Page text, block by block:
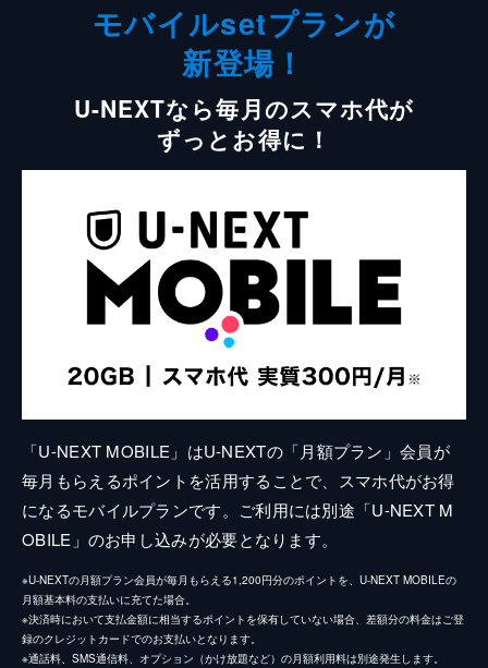
モバイルsetプランが
新登場！
U-NEXTなら毎月のスマホ代が
ずっとお得に！
「U-NEXT MOBILE」はU-NEXTの「月額プラン」会員が
毎月もらえるポイントを活用することで、スマホ代がお得
になるモバイルプランです。ご利用には別途「U-NEXT M
OBILE」のお申し込みが必要となります。
※U-NEXTの月額プラン会員が毎月もらえる1,200円分のポイントを、U-NEXT MOBILEの
月額基本料の支払いに充てた場合。
※決済時において支払金額に相当するポイントを保有していない場合、差額分の料金はご登
録のクレジットカードでのお支払いとなります。
※通話料、SMS通信料、オプション（かけ放題など）の月額利用料は別途発生します。